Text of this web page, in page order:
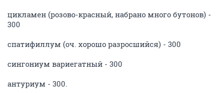
цикламен (розово-красный, набрано много бутонов) -
300
спатифиллум (оч. хорошо разросшийся) - 300
сингониум вариегатный - 300
антуриум - 300.